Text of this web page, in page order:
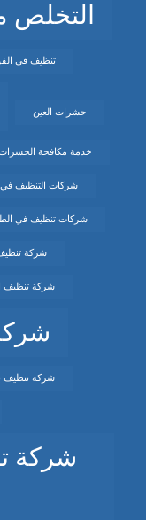
التخلص
تنظيف في
حشرات العين
خدمة مكافحة
شركات التنظيف في
شركات تنظيف في
شركة
شركة تنظيف
شركة تنظيف
شركة